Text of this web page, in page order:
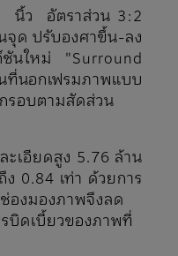
ว อัตราส่วน 3:2
ด ปรับองศาขึ้น-ลง
นใหม่ "Surround
นอกเฟรมภาพแบบ
รอบตามสัดส่วน
ะเอียดสูง 5.76 ล้าน
0.84 เท่า ด้วยการ
องมองภาพจึงลด
บิดเบี้ยวของภาพที่